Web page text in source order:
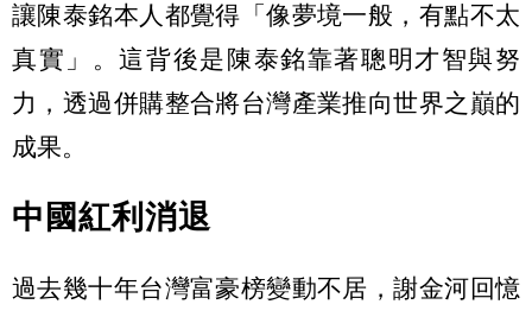
讓陳泰銘本人都覺得「像夢境一般，有點不太
真實」。這背後是陳泰銘靠著聰明才智與努
力，透過併購整合將台灣產業推向世界之巔的
成果。
中國紅利消退
過去幾十年台灣富豪榜變動不居，謝金河回憶